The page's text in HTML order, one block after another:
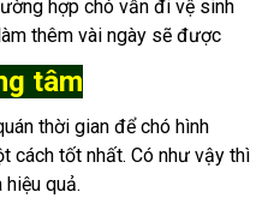
hợp chó vẫn đi vệ sinh
thêm vài ngày sẽ được
tâm
thời gian để chó hình
cách tốt nhất. Có như vậy thì
quả.